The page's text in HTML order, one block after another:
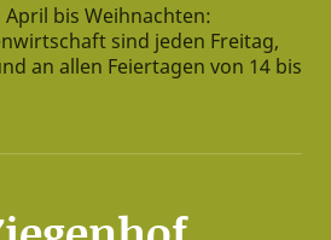
bis Weihnachten:
sind jeden Freitag,
an allen Feiertagen von 14 bis